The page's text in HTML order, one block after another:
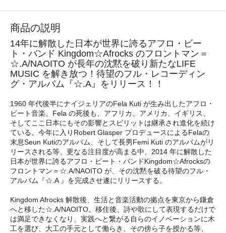
商品の説明
14年に解散した日本が世界に誇るアフロ・ビー
ト・バンド Kingdom☆Afrocks のフロントマン＝
☆.A/NAOITO が長年の沈黙を破り新たなLIFE
MUSIC を解き放つ！待望のフル・レコーディン
グ・アルバム『☆.A』をリリース！！
1960 年代後半にナイジェリアのFela Kuti が生み出したアフロ・
ビート音楽。Fela の死後も、アフリカ、アメリカ、イギリス、
そしてここ日本にもその影響とスピリットは継承され進化を続け
ている。今年に入りRobert Glasper プロデュースによるFelaの
末息Seun Kutiのアルバム、そして長男Femi Kuti のアルバムがリ
リースされる等、更なる注目度が高まる中、2014 年に解散した
日本が世界に誇るアフロ・ビート・バンドKingdom☆Afrocksの
フロントマン＝☆.A/NAOITO が、その沈黙を破る待望のフル・
アルバム『☆.A 』を完成させ遂にリリースする。
Kingdom Afrocks 解散後、生活と音楽活動の拠点を東京から鎌倉
へと移した☆.A/NAOITO。移住後、詩や歌にして表現するだけで
は満足できなくなり、実践へと繋がる自らのイノベーションに木
工を選び、大工の手元として働らき、その傍ら子を授かる等、